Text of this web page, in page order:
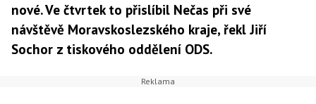
nové. Ve čtvrtek to přislíbil Nečas při své
návštěvě Moravskoslezského kraje, řekl Jiří
Sochor z tiskového oddělení ODS.